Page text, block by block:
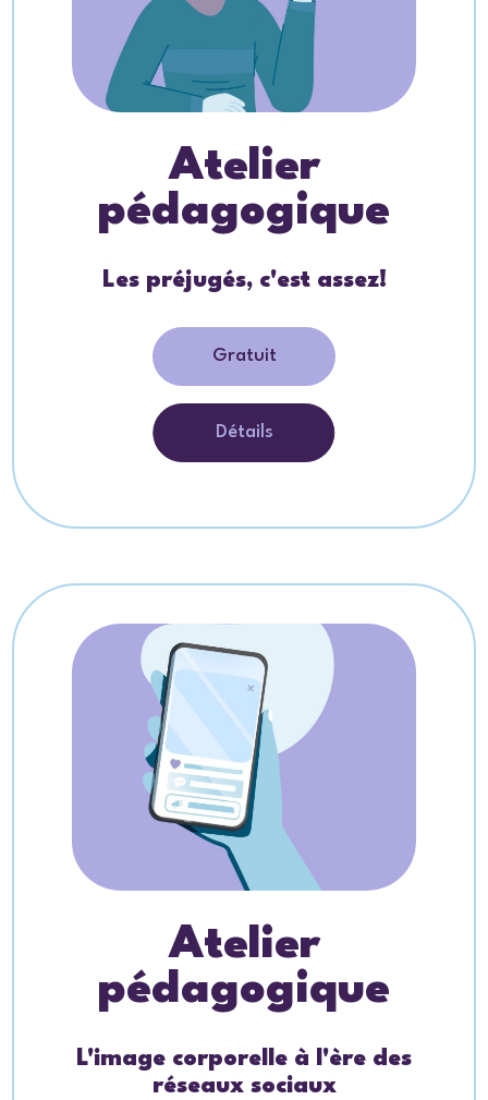
Atelier
pédagogique
Les préjugés, c'est assez!
Gratuit
Détails
Atelier
pédagogique
L'image corporelle à l'ère des
réseaux sociaux